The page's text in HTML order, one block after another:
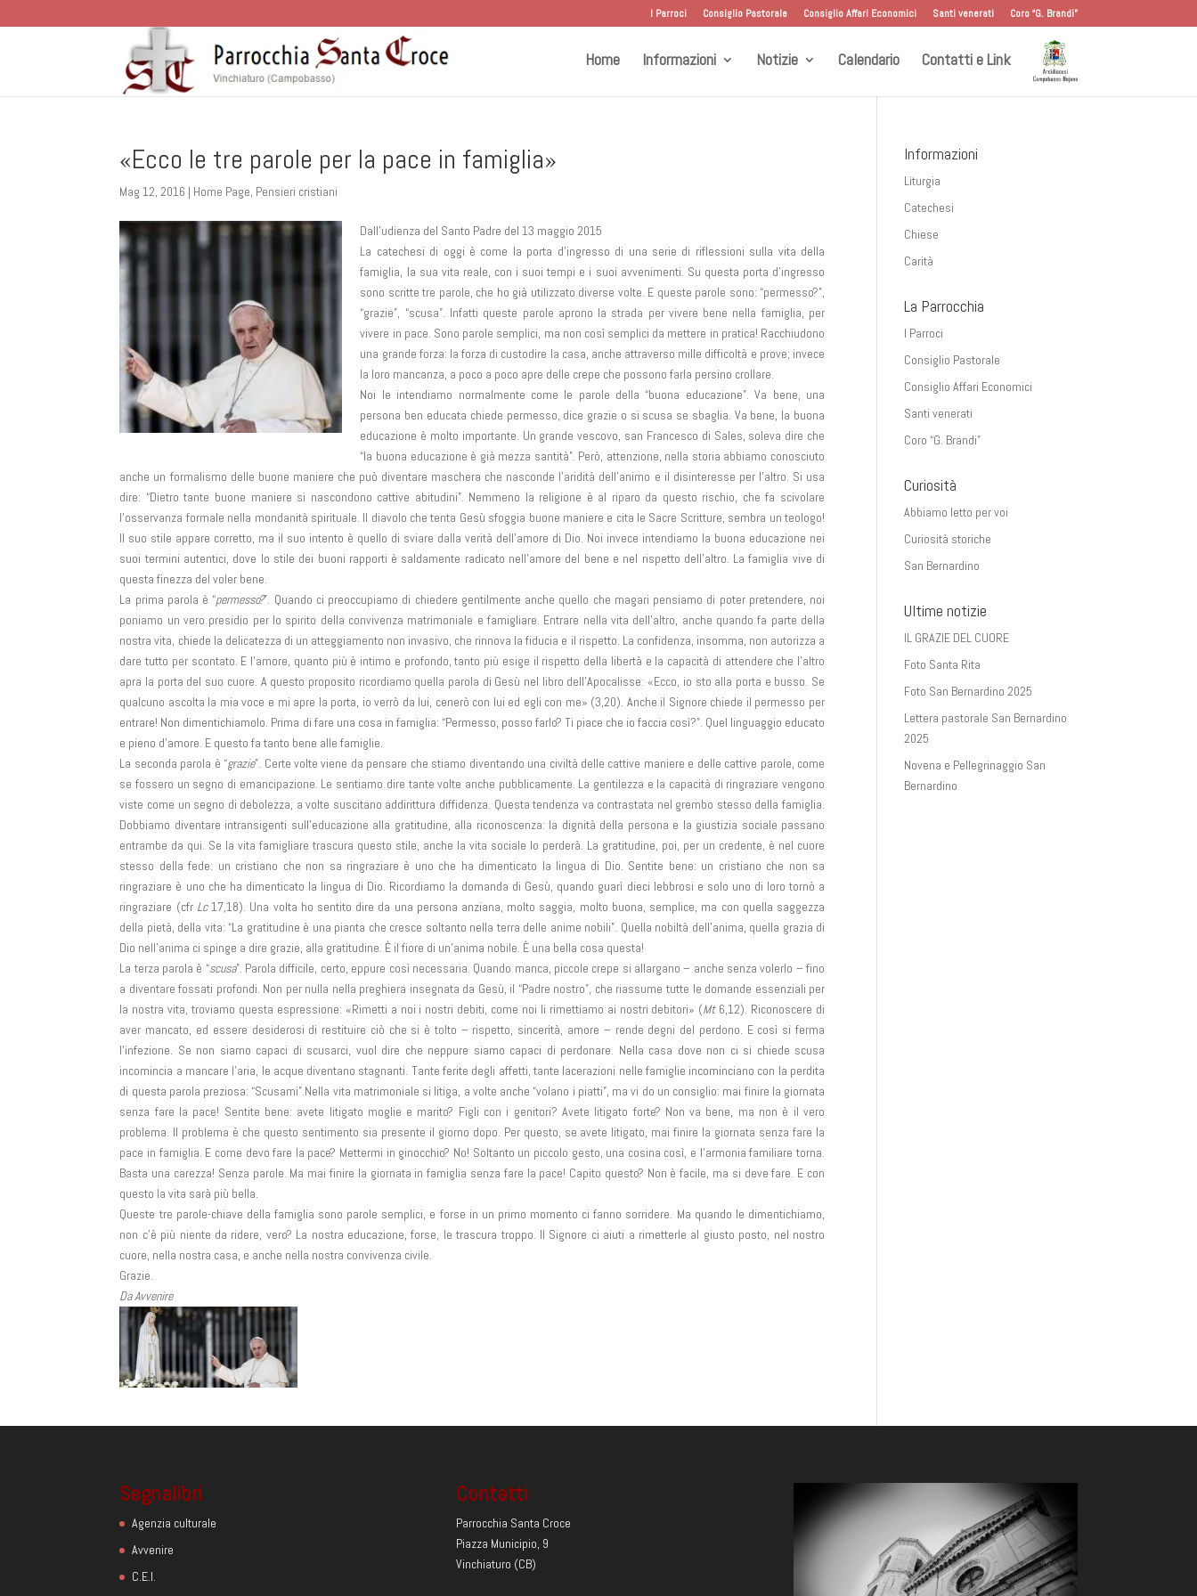
I Parroci Consiglio Pastorale Consiglio Affari Economici Santi venerati Coro “G. Brandi”
Home Informazioni Notizie Calendario Contatti e Link
«Ecco le tre parole per la pace in famiglia»
Mag 12, 2016 | Home Page, Pensieri cristiani
Dall’udienza del Santo Padre del 13 maggio 2015
La catechesi di oggi è come la porta d’ingresso di una serie di riflessioni sulla vita della
famiglia, la sua vita reale, con i suoi tempi e i suoi avvenimenti. Su questa porta d’ingresso
sono scritte tre parole, che ho già utilizzato diverse volte. E queste parole sono: “permesso?”,
“grazie”, “scusa”. Infatti queste parole aprono la strada per vivere bene nella famiglia, per
vivere in pace. Sono parole semplici, ma non così semplici da mettere in pratica! Racchiudono
una grande forza: la forza di custodire la casa, anche attraverso mille difficoltà e prove; invece
la loro mancanza, a poco a poco apre delle crepe che possono farla persino crollare.
Noi le intendiamo normalmente come le parole della “buona educazione”. Va bene, una
persona ben educata chiede permesso, dice grazie o si scusa se sbaglia. Va bene, la buona
educazione è molto importante. Un grande vescovo, san Francesco di Sales, soleva dire che
“la buona educazione è già mezza santità”. Però, attenzione, nella storia abbiamo conosciuto
anche un formalismo delle buone maniere che può diventare maschera che nasconde l’aridità dell’animo e il disinteresse per l’altro. Si usa
dire: “Dietro tante buone maniere si nascondono cattive abitudini”. Nemmeno la religione è al riparo da questo rischio, che fa scivolare
l’osservanza formale nella mondanità spirituale. Il diavolo che tenta Gesù sfoggia buone maniere e cita le Sacre Scritture, sembra un teologo!
Il suo stile appare corretto, ma il suo intento è quello di sviare dalla verità dell’amore di Dio. Noi invece intendiamo la buona educazione nei
suoi termini autentici, dove lo stile dei buoni rapporti è saldamente radicato nell’amore del bene e nel rispetto dell’altro. La famiglia vive di
questa finezza del voler bene.
La prima parola è “permesso?”. Quando ci preoccupiamo di chiedere gentilmente anche quello che magari pensiamo di poter pretendere, noi
poniamo un vero presidio per lo spirito della convivenza matrimoniale e famigliare. Entrare nella vita dell’altro, anche quando fa parte della
nostra vita, chiede la delicatezza di un atteggiamento non invasivo, che rinnova la fiducia e il rispetto. La confidenza, insomma, non autorizza a
dare tutto per scontato. E l’amore, quanto più è intimo e profondo, tanto più esige il rispetto della libertà e la capacità di attendere che l’altro
apra la porta del suo cuore. A questo proposito ricordiamo quella parola di Gesù nel libro dell’Apocalisse: «Ecco, io sto alla porta e busso. Se
qualcuno ascolta la mia voce e mi apre la porta, io verrò da lui, cenerò con lui ed egli con me» (3,20). Anche il Signore chiede il permesso per
entrare! Non dimentichiamolo. Prima di fare una cosa in famiglia: “Permesso, posso farlo? Ti piace che io faccia così?”. Quel linguaggio educato
e pieno d’amore. E questo fa tanto bene alle famiglie.
La seconda parola è “grazie”. Certe volte viene da pensare che stiamo diventando una civiltà delle cattive maniere e delle cattive parole, come
se fossero un segno di emancipazione. Le sentiamo dire tante volte anche pubblicamente. La gentilezza e la capacità di ringraziare vengono
viste come un segno di debolezza, a volte suscitano addirittura diffidenza. Questa tendenza va contrastata nel grembo stesso della famiglia.
Dobbiamo diventare intransigenti sull’educazione alla gratitudine, alla riconoscenza: la dignità della persona e la giustizia sociale passano
entrambe da qui. Se la vita famigliare trascura questo stile, anche la vita sociale lo perderà. La gratitudine, poi, per un credente, è nel cuore
stesso della fede: un cristiano che non sa ringraziare è uno che ha dimenticato la lingua di Dio. Sentite bene: un cristiano che non sa
ringraziare è uno che ha dimenticato la lingua di Dio. Ricordiamo la domanda di Gesù, quando guarì dieci lebbrosi e solo uno di loro tornò a
ringraziare (cfr Lc17,18). Una volta ho sentito dire da una persona anziana, molto saggia, molto buona, semplice, ma con quella saggezza
della pietà, della vita: “La gratitudine è una pianta che cresce soltanto nella terra delle anime nobili”. Quella nobiltà dell’anima, quella grazia di
Dio nell’anima ci spinge a dire grazie, alla gratitudine. È il fiore di un’anima nobile. È una bella cosa questa!
La terza parola è “scusa”. Parola difficile, certo, eppure così necessaria. Quando manca, piccole crepe si allargano – anche senza volerlo – fino
a diventare fossati profondi. Non per nulla nella preghiera insegnata da Gesù, il “Padre nostro”, che riassume tutte le domande essenziali per
la nostra vita, troviamo questa espressione: «Rimetti a noi i nostri debiti, come noi li rimettiamo ai nostri debitori» (Mt6,12). Riconoscere di
aver mancato, ed essere desiderosi di restituire ciò che si è tolto – rispetto, sincerità, amore – rende degni del perdono. E così si ferma
l’infezione. Se non siamo capaci di scusarci, vuol dire che neppure siamo capaci di perdonare. Nella casa dove non ci si chiede scusa
incomincia a mancare l’aria, le acque diventano stagnanti. Tante ferite degli affetti, tante lacerazioni nelle famiglie incominciano con la perdita
di questa parola preziosa: “Scusami”.Nella vita matrimoniale si litiga, a volte anche “volano i piatti”, ma vi do un consiglio: mai finire la giornata
senza fare la pace! Sentite bene: avete litigato moglie e marito? Figli con i genitori? Avete litigato forte? Non va bene, ma non è il vero
problema. Il problema è che questo sentimento sia presente il giorno dopo. Per questo, se avete litigato, mai finire la giornata senza fare la
pace in famiglia. E come devo fare la pace? Mettermi in ginocchio? No! Soltanto un piccolo gesto, una cosina così, e l’armonia familiare torna.
Basta una carezza! Senza parole. Ma mai finire la giornata in famiglia senza fare la pace! Capito questo? Non è facile, ma si deve fare. E con
questo la vita sarà più bella.
Queste tre parole-chiave della famiglia sono parole semplici, e forse in un primo momento ci fanno sorridere. Ma quando le dimentichiamo,
non c’è più niente da ridere, vero? La nostra educazione, forse, le trascura troppo. Il Signore ci aiuti a rimetterle al giusto posto, nel nostro
cuore, nella nostra casa, e anche nella nostra convivenza civile.
Grazie.
Da Avvenire
Informazioni
Liturgia
Catechesi
Chiese
Carità
La Parrocchia
I Parroci
Consiglio Pastorale
Consiglio Affari Economici
Santi venerati
Coro “G. Brandi”
Curiosità
Abbiamo letto per voi
Curiosità storiche
San Bernardino
Ultime notizie
IL GRAZIE DEL CUORE
Foto Santa Rita
Foto San Bernardino 2025
Lettera pastorale San Bernardino
2025
Novena e Pellegrinaggio San
Bernardino
Segnalibri
Agenzia culturale
Avvenire
C.E.I.
Contatti
Parrocchia Santa Croce
Piazza Municipio, 9
Vinchiaturo (CB)